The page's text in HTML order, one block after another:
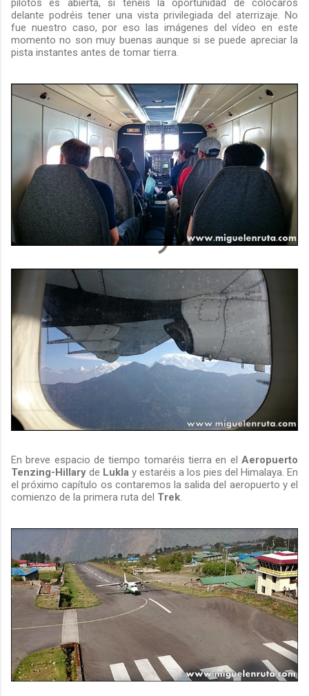
pilotos es abierta, si tenéis la oportunidad de colocaros
delante podréis tener una vista privilegiada del aterrizaje. No
fue nuestro caso, por eso las imágenes del vídeo en este
momento no son muy buenas aunque si se puede apreciar la
pista instantes antes de tomar tierra.
En breve espacio de tiempo tomaréis tierra en el Aeropuerto
Tenzing-Hillary de Lukla y estaréis a los pies del Himalaya. En
el próximo capítulo os contaremos la salida del aeropuerto y el
comienzo de la primera ruta del Trek.